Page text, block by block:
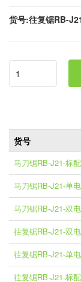
货号:往复锯RB-
货号
马刀锯RB-J21-标配
马刀锯RB-J21-单电
马刀锯RB-J21-双电
往复锯RB-J21-双电
往复锯RB-J21-单电
往复锯RB-J21-标配